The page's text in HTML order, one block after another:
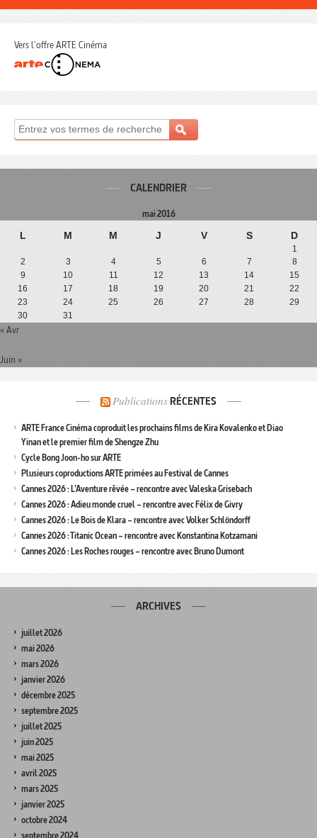
Vers l'offre ARTE Cinéma
CALENDRIER
mai 2016
L M M J V S D
1
2
3 4 5 6 7
8
9
10 11 12 13 14
15
16
17 18 19 20 21
22
23
24 25 26 27 28
29
30
31
« Avr
Juin »
Publications RÉCENTES
ARTE France Cinéma coproduit les prochains films de Kira Kovalenko et Diao
Yinan et le premier film de Shengze Zhu
Cycle Bong Joon-ho sur ARTE
Plusieurs coproductions ARTE primées au Festival de Cannes
Cannes 2026 : L’Aventure rêvée – rencontre avec Valeska Grisebach
Cannes 2026 : Adieu monde cruel – rencontre avec Félix de Givry
Cannes 2026 : Le Bois de Klara – rencontre avec Volker Schlöndorff
Cannes 2026 : Titanic Ocean – rencontre avec Konstantina Kotzamani
Cannes 2026 : Les Roches rouges – rencontre avec Bruno Dumont
ARCHIVES
juillet 2026
mai 2026
mars 2026
janvier 2026
décembre 2025
septembre 2025
juillet 2025
juin 2025
mai 2025
avril 2025
mars 2025
janvier 2025
octobre 2024
septembre 2024